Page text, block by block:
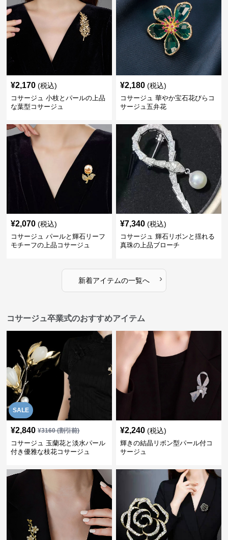
¥2,170 (税込)
コサージュ 小枝とパールの上品
な葉型コサージュ
¥2,180 (税込)
コサージュ 華やか宝石花びらコ
サージュ五弁花
¥2,070 (税込)
コサージュ パールと輝石リーフ
モチーフの上品コサージュ
¥7,340 (税込)
コサージュ 輝石リボンと揺れる
真珠の上品ブローチ
新着アイテムの一覧へ ›
コサージュ卒業式のおすすめアイテム
SALE
¥2,840 ¥3160(割引前)
コサージュ 玉蘭花と淡水パール
付き優雅な枝花コサージュ
¥2,240 (税込)
輝きの結晶リボン型パール付コ
サージュ